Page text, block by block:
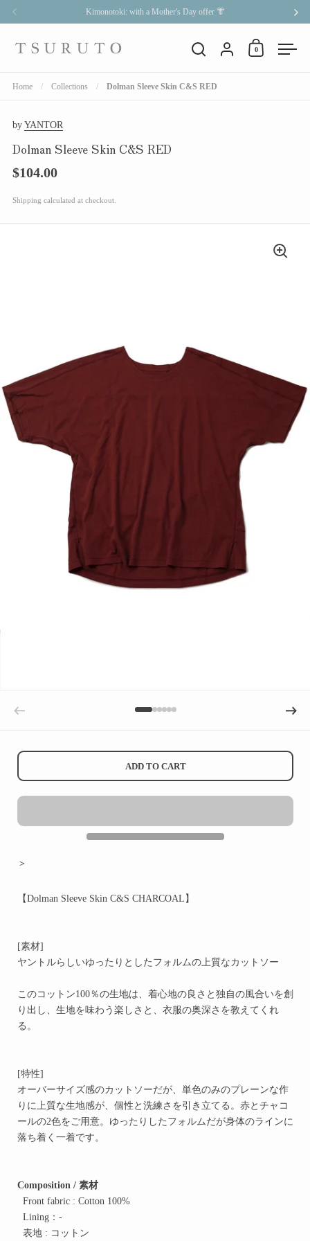
Skip to content
Kimonotoki: with a Mother's Day offer 👘
Open search
Account
Open cart
0
Home / Collections / Dolman Sleeve Skin C&S RED
by YANTOR
Dolman Sleeve Skin C&S RED
Price
$104.00
Shipping calculated at checkout.
Previous slide Next
ADD TO CART
＞
【Dolman Sleeve Skin C&S CHARCOAL】
[素材]
ヤントルらしいゆったりとしたフォルムの上質なカットソー
このコットン100％の生地は、着心地の良さと独自の風合いを創
り出し、 生地を味わう楽しさと、衣服の奥深さを教えてくれ
る。
[特性]
オーバーサイズ感のカットソーだが、単色のみのプレーンな作
りに上質な生地感が、個性と洗練さを引き立てる。赤とチャコ
ールの2色をご用意。 ゆったりしたフォルムだが身体のラインに
落ち着く 一着です。
Composition / 素材
Front fabric : Cotton 100%
Lining：-
表地 : コットン